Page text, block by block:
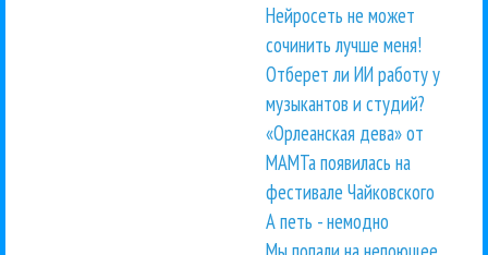
Нейросеть не может
сочинить лучше меня!
Отберет ли ИИ работу у
музыкантов и студий?
«Орлеанская дева» от
МАМТа появилась на
фестивале Чайковского
А петь - немодно